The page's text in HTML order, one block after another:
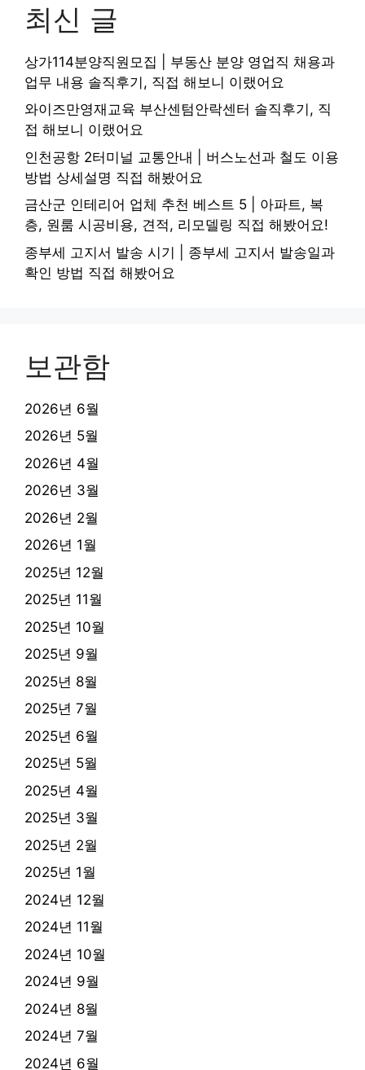
최신 글
상가114분양직원모집 | 부동산 분양 영업직 채용과
업무 내용 솔직후기, 직접 해보니 이랬어요
와이즈만영재교육 부산센텀안락센터 솔직후기, 직
접 해보니 이랬어요
인천공항 2터미널 교통안내 | 버스노선과 철도 이용
방법 상세설명 직접 해봤어요
금산군 인테리어 업체 추천 베스트 5 | 아파트, 복
층, 원룸 시공비용, 견적, 리모델링 직접 해봤어요!
종부세 고지서 발송 시기 | 종부세 고지서 발송일과
확인 방법 직접 해봤어요
보관함
2026년 6월
2026년 5월
2026년 4월
2026년 3월
2026년 2월
2026년 1월
2025년 12월
2025년 11월
2025년 10월
2025년 9월
2025년 8월
2025년 7월
2025년 6월
2025년 5월
2025년 4월
2025년 3월
2025년 2월
2025년 1월
2024년 12월
2024년 11월
2024년 10월
2024년 9월
2024년 8월
2024년 7월
2024년 6월